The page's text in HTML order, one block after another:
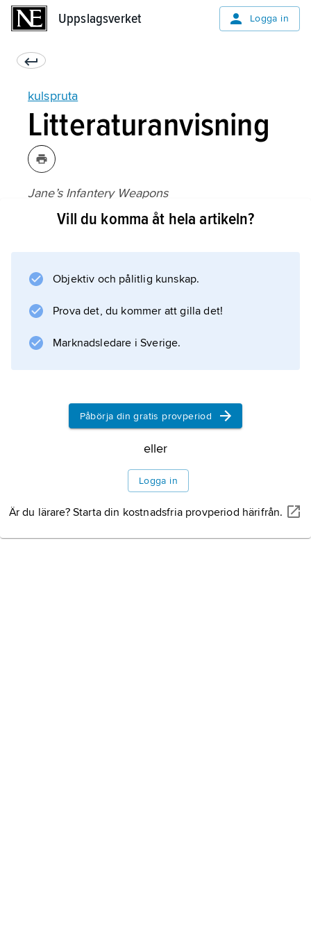
Uppslagsverket Logga in
kulspruta
Litteraturanvisning
Jane’s Infantery Weapons
(1975–);
Information om artikeln
Vill du komma åt hela artikeln?
Objektiv och pålitlig kunskap.
Prova det, du kommer att gilla det!
Marknadsledare i Sverige.
Påbörja din gratis provperiod
eller
Logga in
Är du lärare? Starta din kostnadsfria provperiod härifrån.